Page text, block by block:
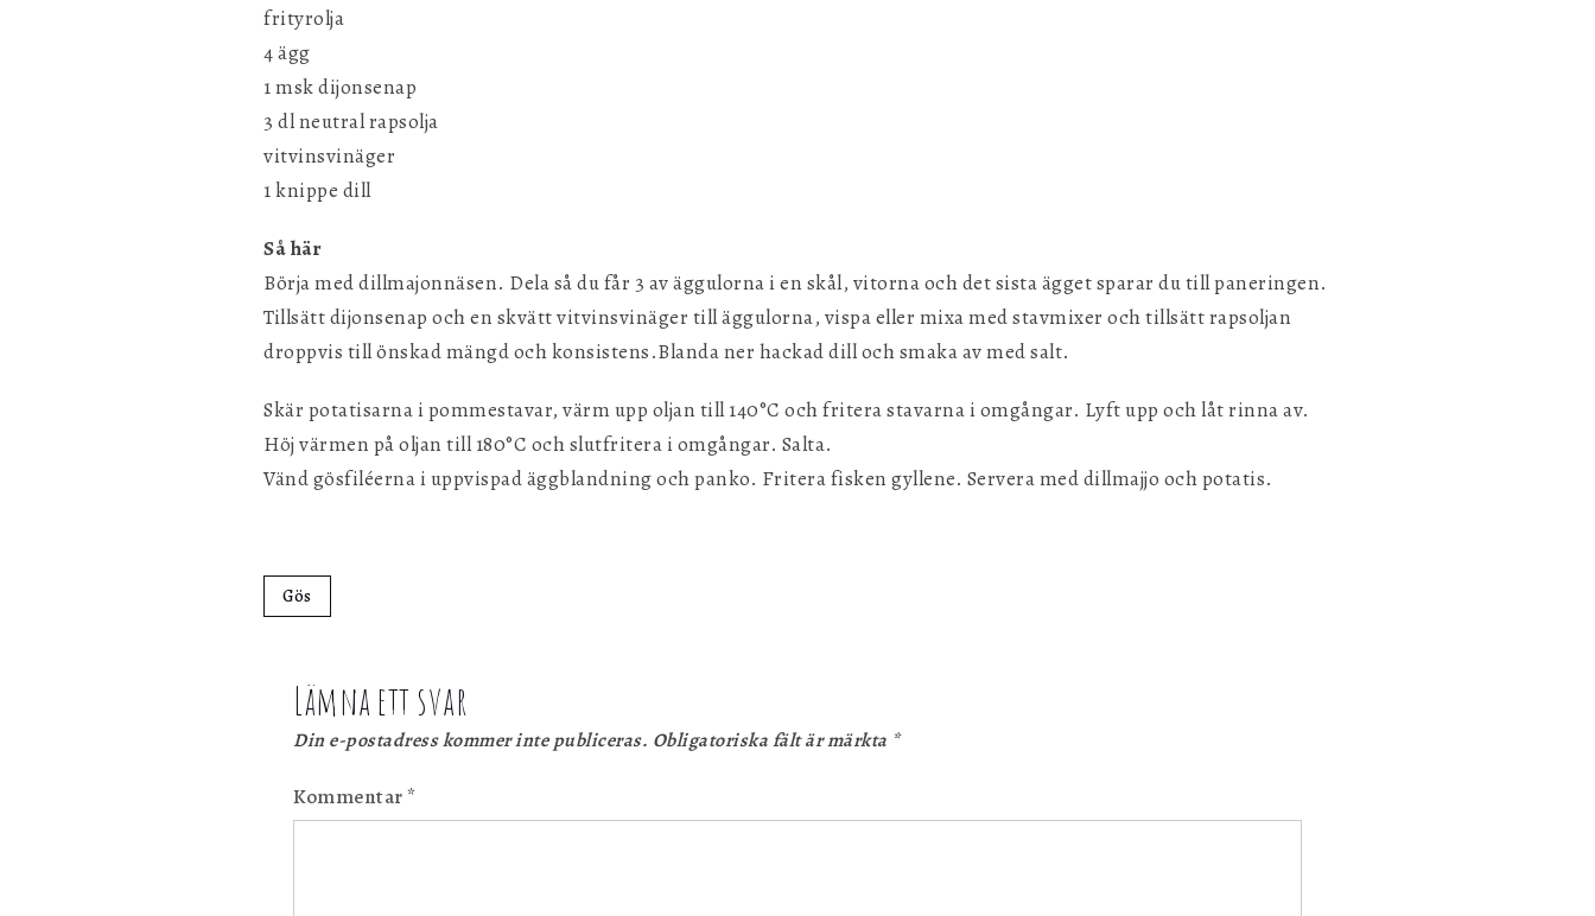
frityrolja
4 ägg
1 msk dijonsenap
3 dl neutral rapsolja
vitvinsvinäger
1 knippe dill
Så här
Börja med dillmajonnäsen. Dela så du får 3 av äggulorna i en skål, vitorna och det sista ägget sparar du till paneringen.
Tillsätt dijonsenap och en skvätt vitvinsvinäger till äggulorna, vispa eller mixa med stavmixer och tillsätt rapsoljan
droppvis till önskad mängd och konsistens.Blanda ner hackad dill och smaka av med salt.
Skär potatisarna i pommestavar, värm upp oljan till 140°C och fritera stavarna i omgångar. Lyft upp och låt rinna av.
Höj värmen på oljan till 180°C och slutfritera i omgångar. Salta.
Vänd gösfiléerna i uppvispad äggblandning och panko. Fritera fisken gyllene. Servera med dillmajjo och potatis.
Gös
Lämna ett svar
Din e-postadress kommer inte publiceras. Obligatoriska fält är märkta *
Kommentar*